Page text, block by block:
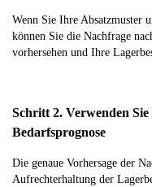
Wenn Sie Ihre Absatzmuster
können Sie die Nachfrage
vorhersehen und Ihre
Schritt 2. Verwenden
Bedarfsprognose
Die genaue Vorhersage der
Aufrechterhaltung der